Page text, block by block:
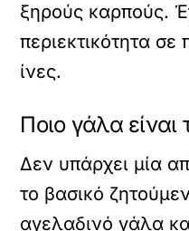
ξηρούς καρπούς.
περιεκτικότητα σε
ίνες.
Ποιο γάλα είναι
Δεν υπάρχει μία
το βασικό
αγελαδινό γάλα